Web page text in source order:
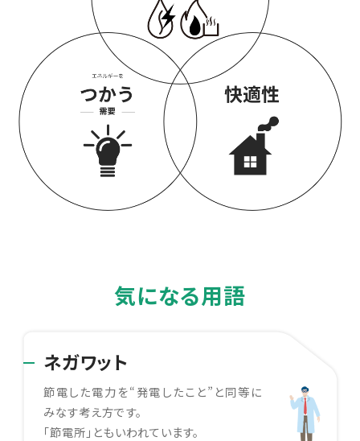
気になる用語
ネガワット
節電した電⼒を“発電したこと”と同等に
みなす考え⽅です。
「節電所」ともいわれています。